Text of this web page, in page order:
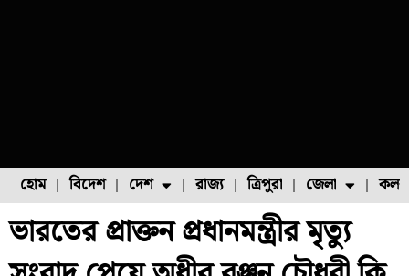
হোম বিদেশ দেশ
ফুল চাষ ফল চাষ মাছ চাষ
রাজ্য ত্রিপুরা জেলা
উত্তর ২৪ পরগনা
ভারতের প্রাক্তন প্রধানমন্ত্রীর মৃত্যু